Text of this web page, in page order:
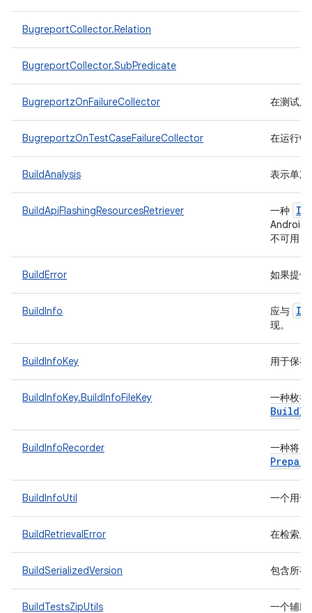
BugreportCollector.Relation
BugreportCollector.SubPredicate
BugreportzOnFailureCollector 在测试
BugreportzOnTestCaseFailureCollector 在运行
BuildAnalysis 表示单
BuildApiFlashingResourcesRetriever 一种
Android
不可用
BuildError 如果提
BuildInfo 应与
现。
BuildInfoKey 用于保
BuildInfoKey.BuildInfoFileKey 一种枚
Build
BuildInfoRecorder 一种将
BuildInfoUtil 一个用
BuildRetrievalError 在检索
BuildSerializedVersion 包含所有
BuildTestsZipUtils 一个辅